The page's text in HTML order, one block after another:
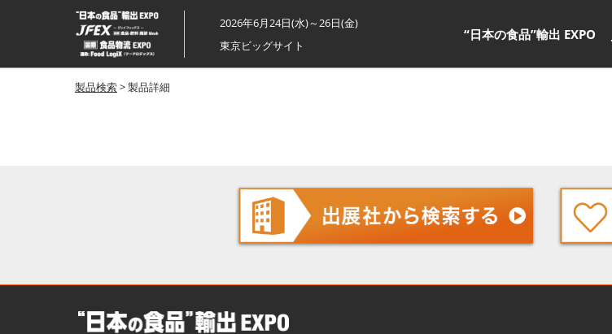
ス
キ
ッ
プ
し
2026年6月24日(水)～26日(金)
東京ビッグサイト
“日本の食品”輸出 EXPO
製品検索> 製品詳細